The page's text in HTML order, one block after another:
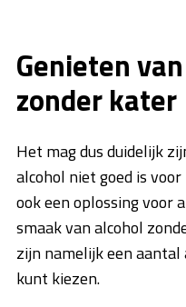
Genieten
zonder kater
Het mag dus duidelijk
alcohol niet goed is
ook een oplossing voor
smaak van alcohol
zijn namelijk een
kunt kiezen.